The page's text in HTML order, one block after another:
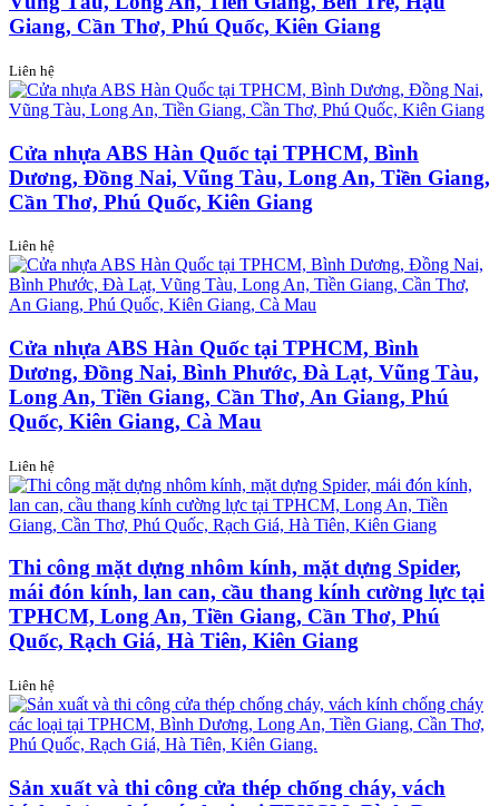
Giang, Cần Thơ, Phú Quốc, Kiên Giang
Liên hệ
Cửa nhựa ABS Hàn Quốc tại TPHCM, Bình
Dương, Đồng Nai, Vũng Tàu, Long An, Tiền Giang,
Cần Thơ, Phú Quốc, Kiên Giang
Liên hệ
Cửa nhựa ABS Hàn Quốc tại TPHCM, Bình
Dương, Đồng Nai, Bình Phước, Đà Lạt, Vũng Tàu,
Long An, Tiền Giang, Cần Thơ, An Giang, Phú
Quốc, Kiên Giang, Cà Mau
Liên hệ
Thi công mặt dựng nhôm kính, mặt dựng Spider,
mái đón kính, lan can, cầu thang kính cường lực tại
TPHCM, Long An, Tiền Giang, Cần Thơ, Phú
Quốc, Rạch Giá, Hà Tiên, Kiên Giang
Liên hệ
Sản xuất và thi công cửa thép chống cháy, vách